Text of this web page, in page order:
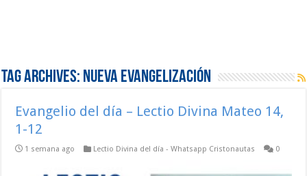
Tag Archives: Nueva Evangelización
Evangelio del día – Lectio Divina Mateo 14,
1-12
1 semana ago Lectio Divina del día - Whatsapp Cristonautas 0